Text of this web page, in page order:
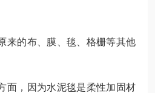
来的布、膜、毯、格栅等其他
面，因为水泥毯是柔性加固材